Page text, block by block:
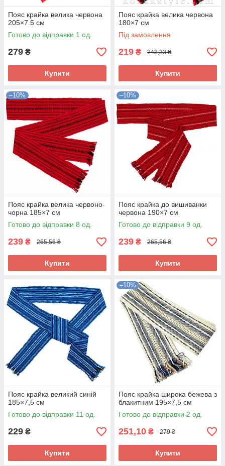
Пояс крайка велика червона
205×7.5 см
Готово до відправки 1 од.
279 ₴
Купити
Пояс крайка велика червона
180×7 см
Під замовлення
219 ₴ 243,33 ₴
Купити
–10%
Пояс крайка велика червоно-
чорна 185×7 см
Готово до відправки 8 од.
239 ₴ 265,56 ₴
Купити
–10%
Пояс крайка до вишиванки
червона 190×7 см
Готово до відправки 9 од.
239 ₴ 265,56 ₴
Купити
Пояс крайка великий синій
185×7,5 см
Готово до відправки 11 од.
229 ₴
Купити
–10%
Пояс крайка широка бежева з
блакитним 195×7,5 см
Готово до відправки 2 од.
251,10 ₴ 279 ₴
Купити